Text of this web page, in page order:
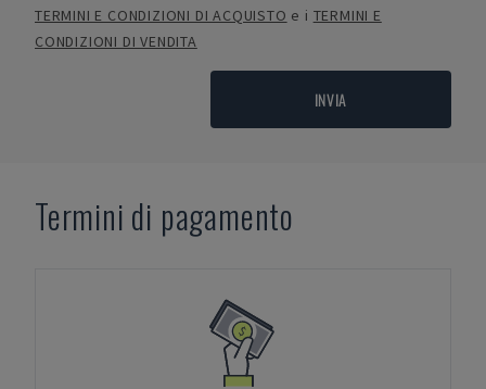
TERMINI E CONDIZIONI DI ACQUISTO e i TERMINI E
CONDIZIONI DI VENDITA
INVIA
Termini di pagamento